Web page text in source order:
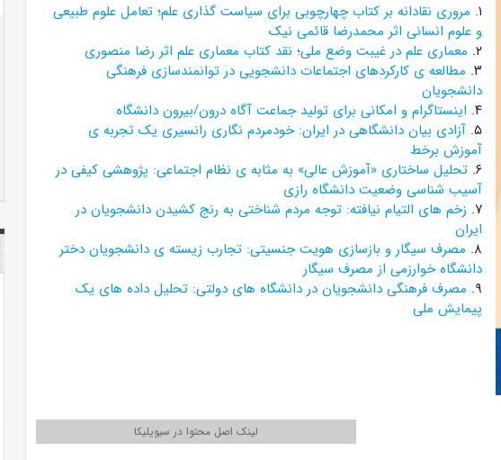
۱. مروری نقادانه بر کتاب چهارچوبی برای سیاست گذاری علم؛ تعامل علوم طبیعی
و علوم انسانی اثر محمدرضا قائمی نیک
۲. معماری علم در غیبت وضع ملی؛ نقد کتاب معماری علم اثر رضا منصوری
۳. مطالعه ی کارکردهای اجتماعات دانشجویی در توانمندسازی فرهنگی
دانشجویان
۴. اینستاگرام و امکانی برای تولید جماعت آگاه درون/بیرون دانشگاه
۵. آزادی بیان دانشگاهی در ایران: خودمردم نگاری رانسیری یک تجربه ی
آموزش برخط
۶. تحلیل ساختاری «آموزش عالی» به مثابه ی نظام اجتماعی: پژوهشی کیفی در
آسیب شناسی وضعیت دانشگاه رازی
۷. زخم های التیام نیافته: توجه مردم شناختی به رنج کشیدن دانشجویان در
ایران
۸. مصرف سیگار و بازسازی هویت جنسیتی: تجارب زیسته ی دانشجویان دختر
دانشگاه خوارزمی از مصرف سیگار
۹. مصرف فرهنگی دانشجویان در دانشگاه های دولتی: تحلیل داده های یک
پیمایش ملی
لینک اصل محتوا در سیویلیکا